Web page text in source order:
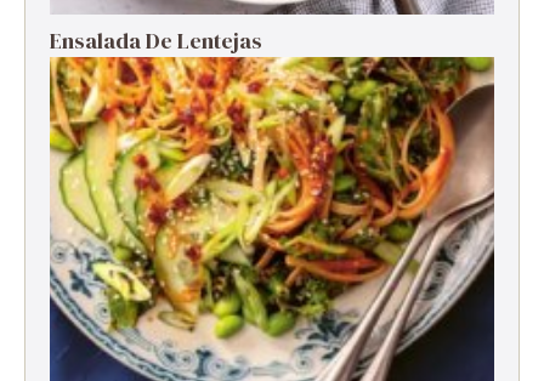
Ensalada De Lentejas